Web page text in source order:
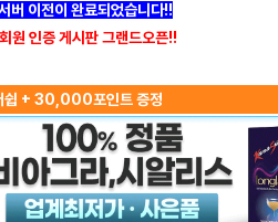
이전이 완료되었습니다!!
원 인증 게시판 그랜드오픈!!
쉽 + 30,000포인트 증정